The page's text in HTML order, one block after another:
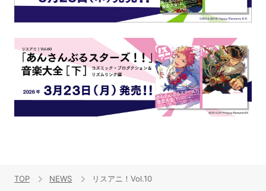
TOP NEWS リスアニ！Vol.10